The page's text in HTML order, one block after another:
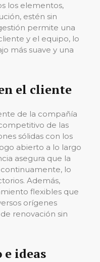
los elementos,
estén sin
permite una
y el equipo, lo
más suave y una
el cliente
de la compañía
de las
sólidas con los
abierto a lo largo
asegura que la
lo
Además,
flexibles que
orígenes
renovación sin
ideas